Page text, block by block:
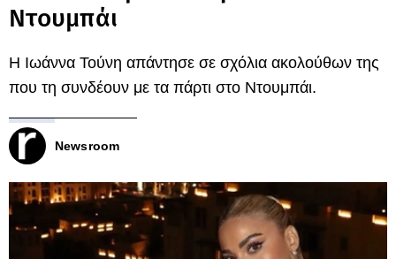
Ντουμπάι
Η Ιωάννα Τούνη απάντησε σε σχόλια ακολούθων της
που τη συνδέουν με τα πάρτι στο Ντουμπάι.
Newsroom